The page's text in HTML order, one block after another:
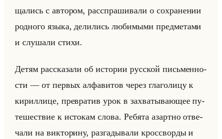
ща­лись с ав­то­ром, рас­спра­ши­ва­ли о со­хра­не­нии
род­но­го языка, де­ли­лись лю­би­мы­ми пред­ме­та­ми
и слу­ша­ли стихи.
Детям рас­ска­за­ли об ис­то­рии рус­ской письмен­но­
сти — от пер­вых ал­фа­ви­тов через гла­го­ли­цу к
ки­рил­ли­це, пре­вра­тив урок в за­хва­ты­ва­ющее пу­
те­ше­ствие к ис­то­кам слова. Ре­бя­та азарт­но от­ве­
ча­ли на вик­то­ри­ну, раз­га­ды­ва­ли кросс­вор­ды и